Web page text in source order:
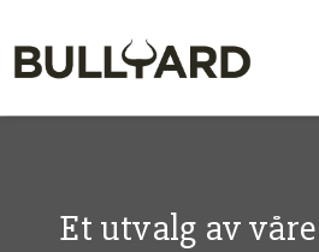
Et utvalg av